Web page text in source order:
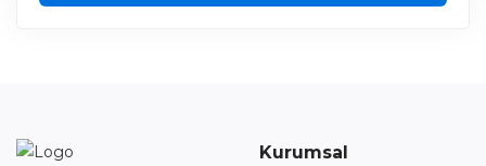
Kurumsal